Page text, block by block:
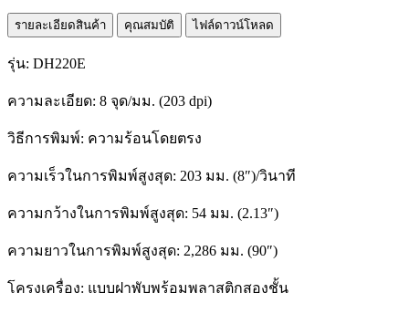
รายละเอียดสินค้า คุณสมบัติ ไฟล์ดาวน์โหลด
รุ่น: DH220E
ความละเอียด: 8 จุด/มม. (203 dpi)
วิธีการพิมพ์: ความร้อนโดยตรง
ความเร็วในการพิมพ์สูงสุด: 203 มม. (8″)/วินาที
ความกว้างในการพิมพ์สูงสุด: 54 มม. (2.13″)
ความยาวในการพิมพ์สูงสุด: 2,286 มม. (90″)
โครงเครื่อง: แบบฝาพับพร้อมพลาสติกสองชั้น